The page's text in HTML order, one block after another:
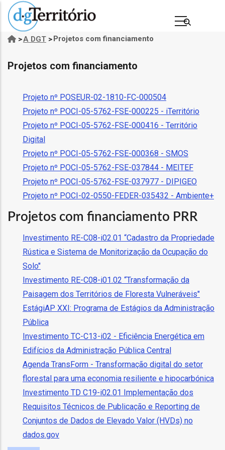
Passar
para
principal
Navegação
estrutural
>A DGT>Projetos com financiamento
Projetos com financiamento
Projeto nº POSEUR-02-1810-FC-000504
Projeto nº POCI-05-5762-FSE-000225 - iTerritório
Projeto nº POCI-05-5762-FSE-000416 - Território
Digital
Projeto nº POCI-05-5762-FSE-000368 - SMOS
Projeto nº POCI-05-5762-FSE-037844 - MEITEF
Projeto nº POCI-05-5762-FSE-037977 - DIPIGEO
Projeto nº POCI-02-0550-FEDER-035432 - Ambiente+
Projetos com financiamento PRR
Investimento RE-C08-i02.01 “Cadastro da Propriedade
Rústica e Sistema de Monitorização da Ocupação do
Solo"
Investimento RE-C08-i01.02 “Transformação da
Paisagem dos Territórios de Floresta Vulneráveis"
EstágiAP XXI: Programa de Estágios da Administração
Pública
Investimento TC-C13-i02 - Eficiência Energética em
Edifícios da Administração Pública Central
Agenda TransForm - Transformação digital do setor
florestal para uma economia resiliente e hipocarbónica
Investimento TD C19-i02.01 Implementação dos
Requisitos Técnicos de Publicação e Reporting de
Conjuntos de Dados de Elevado Valor (HVDs) no
dados.gov